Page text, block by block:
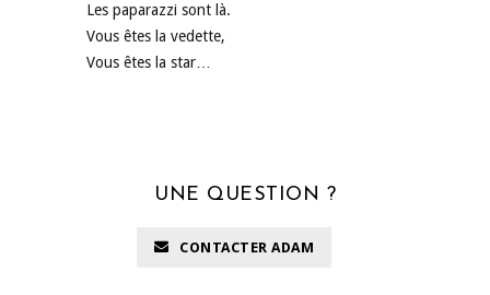
Les paparazzi sont là.
Vous êtes la vedette,
Vous êtes la star…
UNE QUESTION ?
CONTACTER ADAM